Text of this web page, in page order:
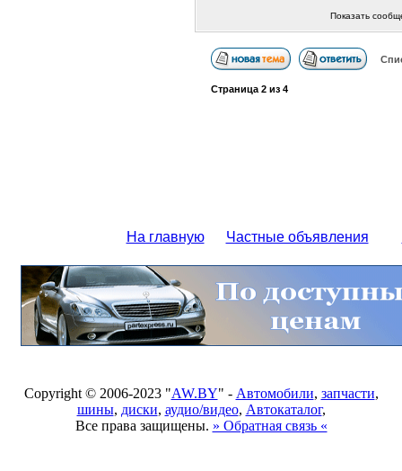
Показать
Страница 2из 4
На главную Частные объявления
Copyright © 2006-2023 "AW.BY" - Автомобили, запчасти,
шины, диски, аудио/видео, Автокаталог,
Все права защищены. » Обратная связь «